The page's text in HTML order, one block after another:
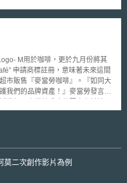
害之虞 (the risk of physical injury)
。 MHRA將強化
標準，並致力於建立英國符合性評
國地址的負責人對瑕疵商品負擔法
）。其亦將要求製造商賠償被不良
之表示、導入醫材之單一識別碼
註冊所需提供之資料，且製造商
計上顯著的不良事件趨勢。創新方
的定義，其他規範將由指引的形式
種，並不會額外訂定AIaMD相關規
M用於咖啡，更於九月份將其
申請商標註冊，意味著未來這間
市販售『麥當勞咖啡』。『如同大
我們的品牌資產！』麥當勞發言人
沙，而選擇在全球速食連鎖店成長
售市場，一九九八年即開始自行經
藥妝店、量販店的咖啡市占率更由
於原本的速食餐點，且間接促使許
莫二次創作影片為例